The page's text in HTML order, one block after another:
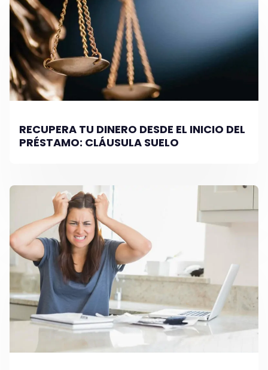
RECUPERA TU DINERO DESDE EL INICIO DEL
PRÉSTAMO: CLÁUSULA SUELO